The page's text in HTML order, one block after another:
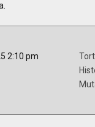
2:10 pm